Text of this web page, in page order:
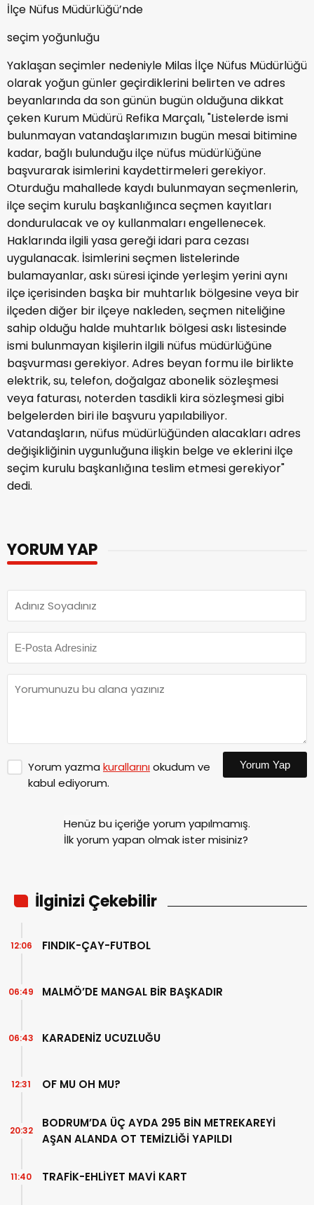
İlçe Nüfus Müdürlüğü’nde
seçim yoğunluğu
Yaklaşan seçimler nedeniyle Milas İlçe Nüfus Müdürlüğü
olarak yoğun günler geçirdiklerini belirten ve adres
beyanlarında da son günün bugün olduğuna dikkat
çeken Kurum Müdürü Refika Marçalı, "Listelerde ismi
bulunmayan vatandaşlarımızın bugün mesai bitimine
kadar, bağlı bulunduğu ilçe nüfus müdürlüğüne
başvurarak isimlerini kaydettirmeleri gerekiyor.
Oturduğu mahallede kaydı bulunmayan seçmenlerin,
ilçe seçim kurulu başkanlığınca seçmen kayıtları
dondurulacak ve oy kullanmaları engellenecek.
Haklarında ilgili yasa gereği idari para cezası
uygulanacak. İsimlerini seçmen listelerinde
bulamayanlar, askı süresi içinde yerleşim yerini aynı
ilçe içerisinden başka bir muhtarlık bölgesine veya bir
ilçeden diğer bir ilçeye nakleden, seçmen niteliğine
sahip olduğu halde muhtarlık bölgesi askı listesinde
ismi bulunmayan kişilerin ilgili nüfus müdürlüğüne
başvurması gerekiyor. Adres beyan formu ile birlikte
elektrik, su, telefon, doğalgaz abonelik sözleşmesi
veya faturası, noterden tasdikli kira sözleşmesi gibi
belgelerden biri ile başvuru yapılabiliyor.
Vatandaşların, nüfus müdürlüğünden alacakları adres
değişikliğinin uygunluğuna ilişkin belge ve eklerini ilçe
seçim kurulu başkanlığına teslim etmesi gerekiyor"
dedi.
YORUM YAP
Yorum yazma kurallarınıokudum ve
kabul ediyorum.
Yorum Yap
Henüz bu içeriğe yorum yapılmamış.
İlk yorum yapan olmak ister misiniz?
İlginizi Çekebilir
FINDIK-ÇAY-FUTBOL
12:06
MALMÖ’DE MANGAL BİR BAŞKADIR
06:49
KARADENİZ UCUZLUĞU
06:43
OF MU OH MU?
12:31
BODRUM’DA ÜÇ AYDA 295 BİN METREKAREYİ
AŞAN ALANDA OT TEMİZLİĞİ YAPILDI
20:32
TRAFİK-EHLİYET MAVİ KART
11:40